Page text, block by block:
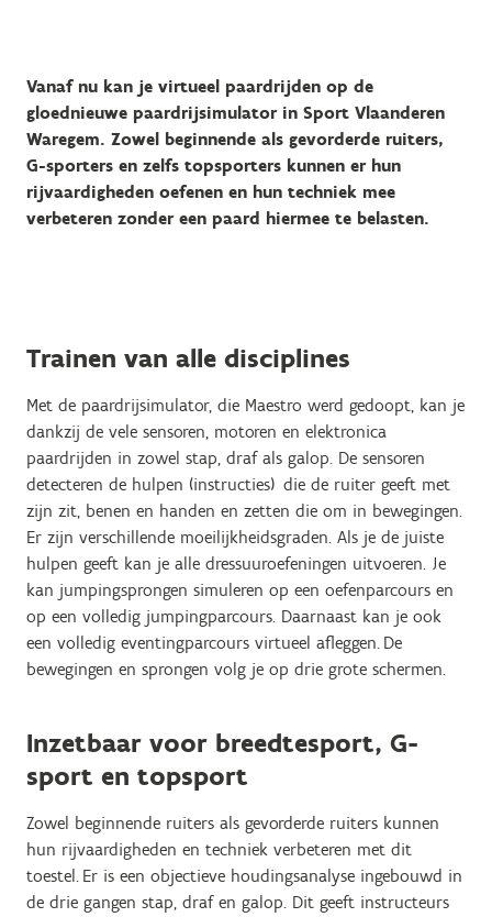
Vanaf nu kan je virtueel paardrijden op de
gloednieuwe paardrijsimulator in Sport Vlaanderen
Waregem. Zowel beginnende als gevorderde ruiters,
G-sporters en zelfs topsporters kunnen er hun
rijvaardigheden oefenen en hun techniek mee
verbeteren zonder een paard hiermee te belasten.
Trainen van alle disciplines
Met de paardrijsimulator, die Maestro werd gedoopt, kan je
dankzij de vele sensoren, motoren en elektronica
paardrijden in zowel stap, draf als galop. De sensoren
detecteren de hulpen (instructies) die de ruiter geeft met
zijn zit, benen en handen en zetten die om in bewegingen.
Er zijn verschillende moeilijkheidsgraden. Als je de juiste
hulpen geeft kan je alle dressuuroefeningen uitvoeren. Je
kan jumpingsprongen simuleren op een oefenparcours en
op een volledig jumpingparcours. Daarnaast kan je ook
een volledig eventingparcours virtueel afleggen. De
bewegingen en sprongen volg je op drie grote schermen.
Inzetbaar voor breedtesport, G-
sport en topsport
Zowel beginnende ruiters als gevorderde ruiters kunnen
hun rijvaardigheden en techniek verbeteren met dit
toestel. Er is een objectieve houdingsanalyse ingebouwd in
de drie gangen stap, draf en galop. Dit geeft instructeurs